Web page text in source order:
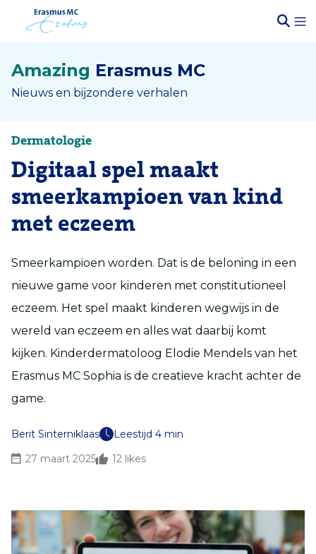
Amazing Erasmus MC
Nieuws en bijzondere verhalen
Dermatologie
Digitaal spel maakt
smeerkampioen van kind
met eczeem
Smeerkampioen worden. Dat is de beloning in een
nieuwe game voor kinderen met constitutioneel
eczeem. Het spel maakt kinderen wegwijs in de
wereld van eczeem en alles wat daarbij komt
kijken. Kinderdermatoloog Elodie Mendels van het
Erasmus MC Sophia is de creatieve kracht achter de
game.
Berit Sinterniklaas
Leestijd 4 min
27 maart 2025
12 likes